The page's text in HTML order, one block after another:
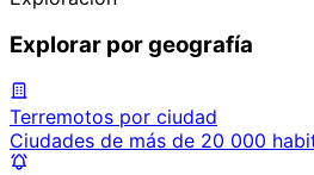
Explorar por geografía
Terremotos por ciudad
Ciudades de más de 20 000